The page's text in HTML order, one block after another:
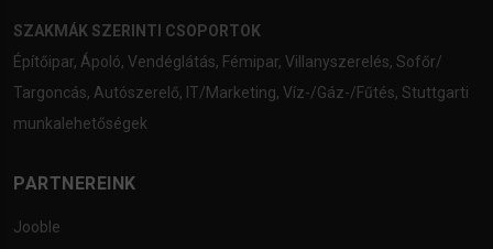
SZAKMÁK SZERINTI CSOPORTOK
Építőipar, Ápoló, Vendéglátás, Fémipar, Villanyszerelés, Sofőr/
Targoncás, Autószerelő, IT/Marketing, Víz-/Gáz-/Fűtés, Stuttgarti
munkalehetőségek
PARTNEREINK
Jooble